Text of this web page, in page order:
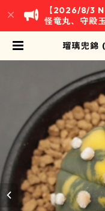
【2026/8/3
怪竜丸、守殿
瑠璃兜錦